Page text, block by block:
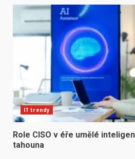
IT trendy
Role CISO v éře umělé
tahouna